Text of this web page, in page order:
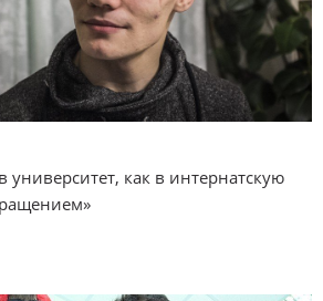
университет, как в интернатскую